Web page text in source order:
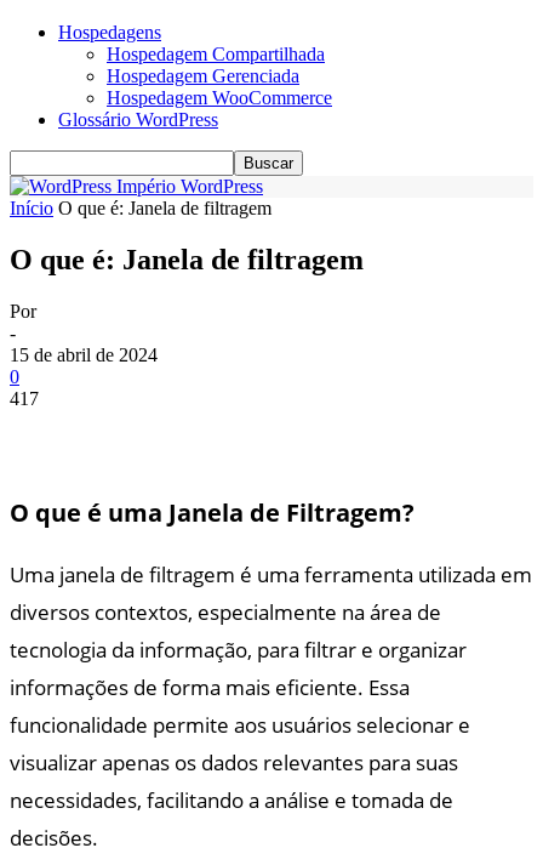
Hospedagens
Hospedagem Compartilhada
Hospedagem Gerenciada
Hospedagem WooCommerce
Glossário WordPress
Império WordPress
Início O que é: Janela de filtragem
O que é: Janela de filtragem
Por
-
15 de abril de 2024
0
417
O que é uma Janela de Filtragem?
Uma janela de filtragem é uma ferramenta utilizada em
diversos contextos, especialmente na área de
tecnologia da informação, para filtrar e organizar
informações de forma mais eficiente. Essa
funcionalidade permite aos usuários selecionar e
visualizar apenas os dados relevantes para suas
necessidades, facilitando a análise e tomada de
decisões.